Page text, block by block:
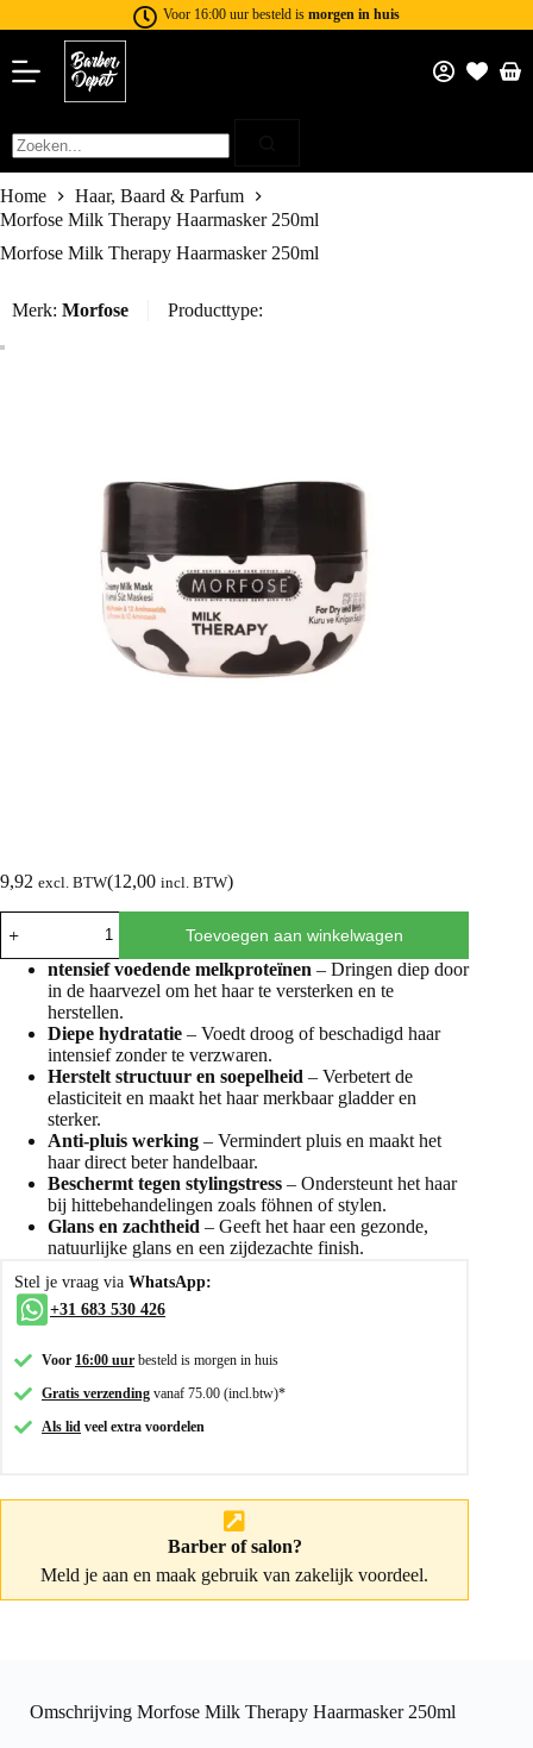
Voor 16:00 uur besteld is morgen in huis
Home
Haar, Baard & Parfum
Morfose Milk Therapy Haarmasker 250ml
Morfose Milk Therapy Haarmasker 250ml
Merk: Morfose Producttype:
9,92 excl. BTW(12,00 incl. BTW)
Toevoegen aan winkelwagen
ntensief voedende melkproteïnen – Dringen diep door
in de haarvezel om het haar te versterken en te
herstellen.
Diepe hydratatie – Voedt droog of beschadigd haar
intensief zonder te verzwaren.
Herstelt structuur en soepelheid – Verbetert de
elasticiteit en maakt het haar merkbaar gladder en
sterker.
Anti-pluis werking – Vermindert pluis en maakt het
haar direct beter handelbaar.
Beschermt tegen stylingstress – Ondersteunt het haar
bij hittebehandelingen zoals föhnen of stylen.
Glans en zachtheid – Geeft het haar een gezonde,
natuurlijke glans en een zijdezachte finish.
Stel je vraag via WhatsApp:
+31 683 530 426
Voor 16:00 uur besteld is morgen in huis
Gratis verzending vanaf 75.00 (incl.btw)*
Als lid veel extra voordelen
Barber of salon?
Meld je aan en maak gebruik van zakelijk voordeel.
Omschrijving Morfose Milk Therapy Haarmasker 250ml